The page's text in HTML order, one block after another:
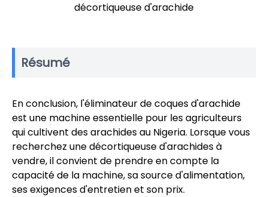
décortiqueuse d'arachide
Résumé
En conclusion, l'éliminateur de coques d'arachide
est une machine essentielle pour les agriculteurs
qui cultivent des arachides au Nigeria. Lorsque vous
recherchez une décortiqueuse d'arachides à
vendre, il convient de prendre en compte la
capacité de la machine, sa source d'alimentation,
ses exigences d'entretien et son prix.